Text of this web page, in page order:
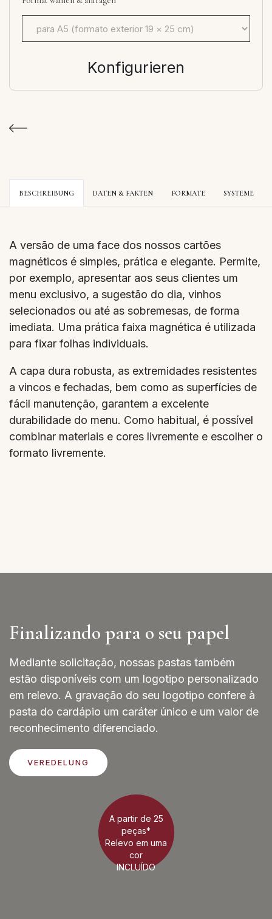
Konfigurieren
BESCHREIBUNG DATEN & FAKTEN FORMATE SYSTEME
A versão de uma face dos nossos cartões
magnéticos é simples, prática e elegante. Permite,
por exemplo, apresentar aos seus clientes um
menu exclusivo, a sugestão do dia, vinhos
selecionados ou até as sobremesas, de forma
imediata. Uma prática faixa magnética é utilizada
para fixar folhas individuais.
A capa dura robusta, as extremidades resistentes
a vincos e fechadas, bem como as superfícies de
fácil manutenção, garantem a excelente
durabilidade do menu. Como habitual, é possível
combinar materiais e cores livremente e escolher o
formato livremente.
Finalizando para o seu papel
Mediante solicitação, nossas pastas também
estão disponíveis com um logotipo personalizado
em relevo. A gravação do seu logotipo confere à
pasta do cardápio um caráter único e um valor de
reconhecimento diferenciado.
VEREDELUNG
A partir de 25
peças*
Relevo em uma
cor
INCLUÍDO